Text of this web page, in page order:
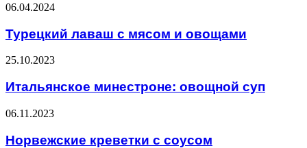
06.04.2024
Турецкий лаваш с мясом и овощами
25.10.2023
Итальянское минестроне: овощной суп
06.11.2023
Норвежские креветки с соусом